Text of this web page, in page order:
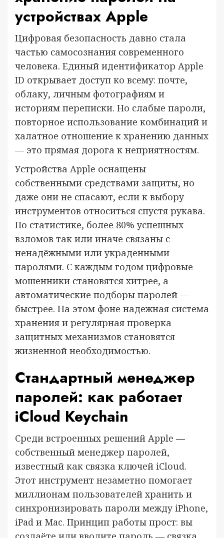
устройствах Apple
Цифровая безопасность давно стала
частью самосознания современного
человека. Единый идентификатор Apple
ID открывает доступ ко всему: почте,
облаку, личным фотографиям и
историям переписки. Но слабые пароли,
повторное использование комбинаций и
халатное отношение к хранению данных
— это прямая дорога к неприятностям.
Устройства Apple оснащены
собственными средствами защиты, но
даже они не спасают, если к выбору
инструментов относиться спустя рукава.
По статистике, более 80% успешных
взломов так или иначе связаны с
ненадёжными или украденными
паролями. С каждым годом цифровые
мошенники становятся хитрее, а
автоматические подборы паролей —
быстрее. На этом фоне надежная система
хранения и регулярная проверка
защитных механизмов становятся
жизненной необходимостью.
Стандартный менеджер
паролей: как работает
iCloud Keychain
Среди встроенных решений Apple —
собственный менеджер паролей,
известный как связка ключей iCloud.
Этот инструмент незаметно помогает
миллионам пользователей хранить и
синхронизировать пароли между iPhone,
iPad и Mac. Принцип работы прост: вы